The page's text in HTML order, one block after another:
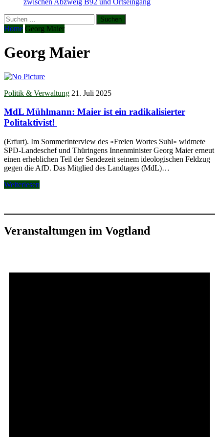
Suchen
nach:
Home Georg Maier
Georg Maier
Politik & Verwaltung 21. Juli 2025
MdL Mühlmann: Maier ist ein radikalisierter
Politaktivist!
(Erfurt). Im Sommerinterview des »Freien Wortes Suhl« widmete
SPD-Landeschef und Thüringens Innenminister Georg Maier erneut
einen erheblichen Teil der Sendezeit seinem ideologischen Feldzug
gegen die AfD. Das Mitglied des Landtages (MdL)…
Weiterlesen
Veranstaltungen im Vogtland